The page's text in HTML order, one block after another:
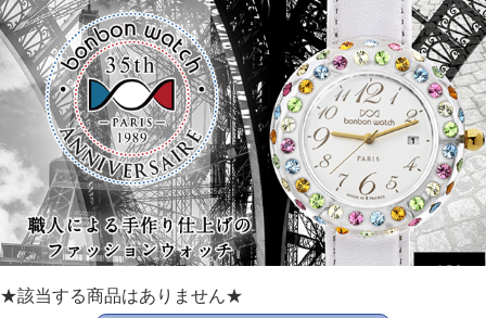
★該当する商品はありません★